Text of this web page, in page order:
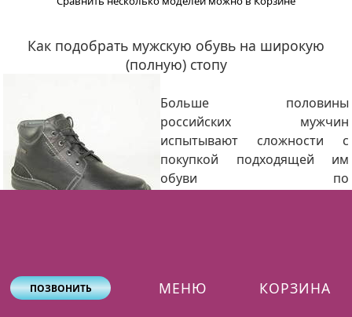
ПОЗВОНИТЬ МЕНЮ КОРЗИНА
Как подобрать мужскую обувь на широкую
(полную) стопу
Больше половины
российских мужчин
испытывают сложности с
покупкой подходящей им
обуви по
Вопрос не так прост, как кажется на первый взгляд. Его
решение требует комплексного и системного подхода.